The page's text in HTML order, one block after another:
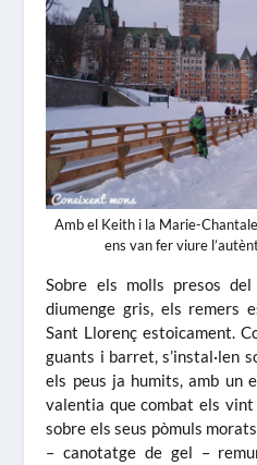
Amb el Keith i la Marie-
ens van fer viure
Sobre els molls presos
diumenge gris, els remers
Sant Llorenç estoicament.
guants i barret, s’instal·len
els peus ja humits, amb un
valentia que combat els
sobre els seus pòmuls
– canotatge de gel –